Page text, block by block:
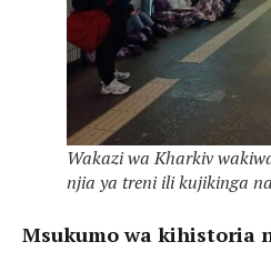
Wakazi wa Kharkiv
njia ya treni ili kujikinga
Msukumo wa kihistoria